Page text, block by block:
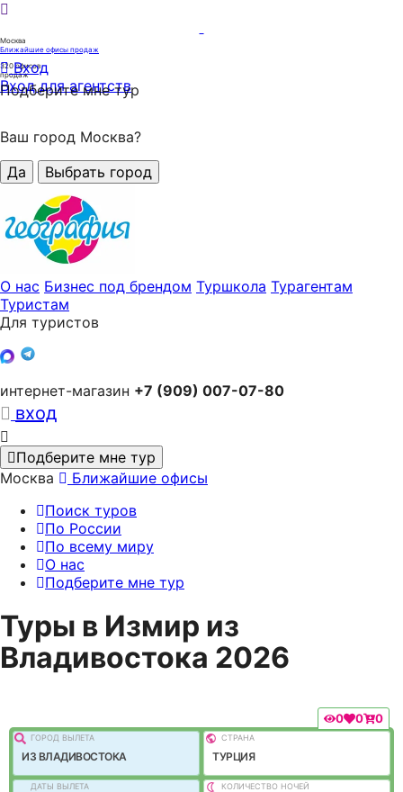
Москва
Ближайшие офисы продаж
320офисов
продаж
Вход
Вход для агентств
Подберите мне тур
Ваш город Москва?
Да
Выбрать город
О нас Бизнес под брендом Туршкола Турагентам
Туристам
Для туристов
интернет-магазин +7 (909) 007-07-80
вход
Подберите мне тур
Москва
Ближайшие офисы
Поиск туров
По России
По всему миру
О нас
Подберите мне тур
Туры в Измир из
Владивостока 2026
0 0 0
ГОРОД ВЫЛEТА
ИЗ ВЛАДИВОСТОКА
СТРАНА
ТУРЦИЯ
ДАТЫ ВЫЛЕТА КОЛИЧЕСТВО НОЧЕЙ